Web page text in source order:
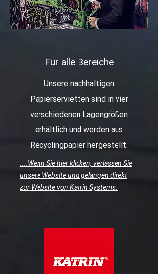
Für alle Bereiche
Unsere nachhaltigen
Papierservietten sind in vier
verschiedenen Lagengrößen
erhältlich und werden aus
Recyclingpapier hergestellt.
....Wenn Sie hier klicken, verlassen Sie
unsere Website und gelangen direkt
zur Website von Katrin Systems.